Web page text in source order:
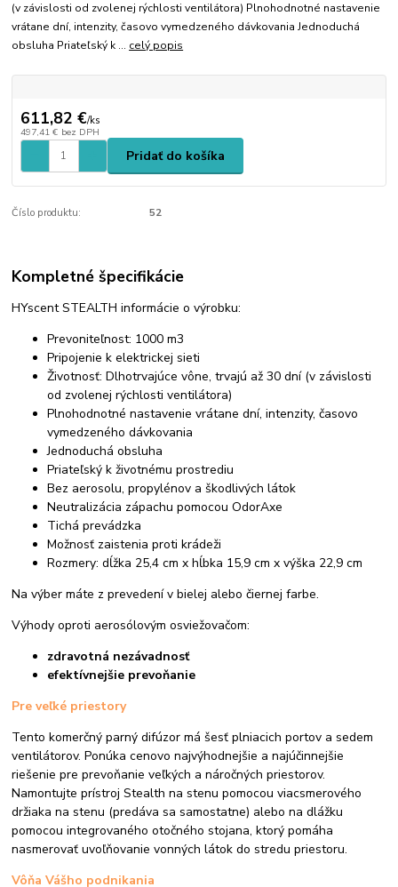
(v závislosti od zvolenej rýchlosti ventilátora) Plnohodnotné nastavenie
vrátane dní, intenzity, časovo vymedzeného dávkovania Jednoduchá
obsluha Priateľský k ... celý popis
611,82 €/ks
497,41 € bez DPH
Pridať do košíka
Číslo produktu: 52
Kompletné špecifikácie
HYscent STEALTH informácie o výrobku:
Prevoniteľnost: 1000 m3
Pripojenie k elektrickej sieti
Životnosť: Dlhotrvajúce vône, trvajú až 30 dní (v závislosti
od zvolenej rýchlosti ventilátora)
Plnohodnotné nastavenie vrátane dní, intenzity, časovo
vymedzeného dávkovania
Jednoduchá obsluha
Priateľský k životnému prostrediu
Bez aerosolu, propylénov a škodlivých látok
Neutralizácia zápachu pomocou OdorAxe
Tichá prevádzka
Možnosť zaistenia proti krádeži
Rozmery: dĺžka 25,4 cm x hĺbka 15,9 cm x výška 22,9 cm
Na výber máte z prevedení v bielej alebo čiernej farbe.
Výhody oproti aerosólovým osviežovačom:
zdravotná nezávadnosť
efektívnejšie prevoňanie
Pre veľké priestory
Tento komerčný parný difúzor má šesť plniacich portov a sedem
ventilátorov. Ponúka cenovo najvýhodnejšie a najúčinnejšie
riešenie pre prevoňanie veľkých a náročných priestorov.
Namontujte prístroj Stealth na stenu pomocou viacsmerového
držiaka na stenu (predáva sa samostatne) alebo na dlážku
pomocou integrovaného otočného stojana, ktorý pomáha
nasmerovať uvoľňovanie vonných látok do stredu priestoru.
Vôňa Vášho podnikania